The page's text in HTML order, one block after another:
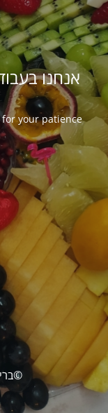
אנחנו
your patience!